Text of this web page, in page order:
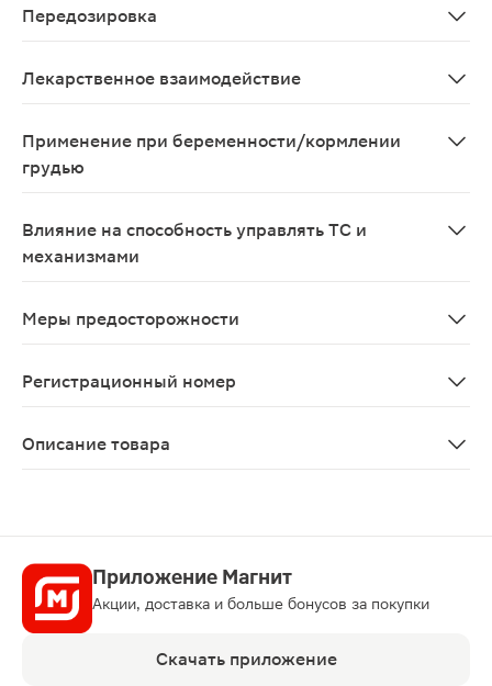
Передозировка
Лекарственное взаимодействие
Применение при беременности/кормлении
грудью
Влияние на способность управлять ТС и
механизмами
Меры предосторожности
Регистрационный номер
Описание товара
Приложение Магнит
Акции, доставка и больше бонусов за покупки
Скачать приложение